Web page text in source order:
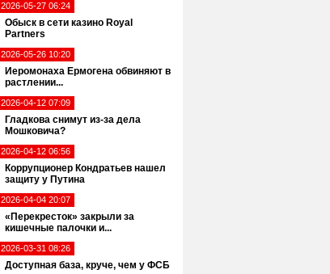
2026-05-27 06:24
Обыск в сети казино Royal
Partners
2026-05-26 10:20
Иеромонаха Ермогена обвиняют в
растлении...
2026-04-12 07:09
Гладкова снимут из-за дела
Мошковича?
2026-04-12 06:56
Коррупционер Кондратьев нашел
защиту у Путина
2026-04-04 20:07
«Перекресток» закрыли за
кишечные палочки и...
2026-03-31 08:26
Доступная база, круче, чем у ФСБ